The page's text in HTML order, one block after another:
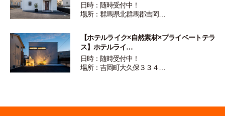
日時：随時受付中！
場所：群馬県北群馬郡吉岡…
【ホテルライク×自然素材×プライベートテラ
ス】ホテルライ…
日時：随時受付中！
場所：吉岡町大久保３３４…